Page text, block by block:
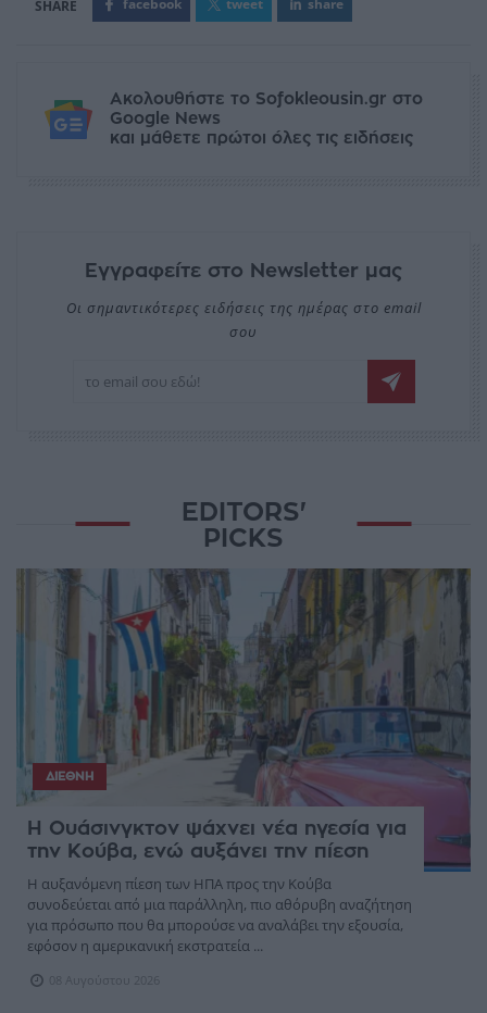
Ακολουθήστε το Sofokleousin.gr στο
Google News
και μάθετε πρώτοι όλες τις ειδήσεις
Εγγραφείτε στο Newsletter μας
Οι σημαντικότερες ειδήσεις της ημέρας στο email
σου
EDITORS'
PICKS
ΔΙΕΘΝΉ
Η Ουάσινγκτον ψάχνει νέα ηγεσία για
την Κούβα, ενώ αυξάνει την πίεση
Η αυξανόμενη πίεση των ΗΠΑ προς την Κούβα
συνοδεύεται από μια παράλληλη, πιο αθόρυβη αναζήτηση
για πρόσωπο που θα μπορούσε να αναλάβει την εξουσία,
εφόσον η αμερικανική εκστρατεία ...
08 Αυγούστου 2026